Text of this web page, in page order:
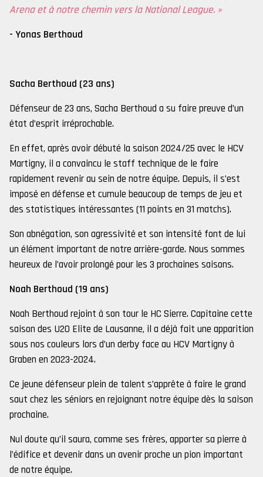
Arena et à notre chemin vers la National League. »
- Yonas Berthoud
Sacha Berthoud (23 ans)
Défenseur de 23 ans, Sacha Berthoud a su faire preuve d’un
état d’esprit irréprochable.
En effet, après avoir débuté la saison 2024/25 avec le HCV
Martigny, il a convaincu le staff technique de le faire
rapidement revenir au sein de notre équipe. Depuis, il s’est
imposé en défense et cumule beaucoup de temps de jeu et
des statistiques intéressantes (11 points en 31 matchs).
Son abnégation, son agressivité et son intensité font de lui
un élément important de notre arrière-garde. Nous sommes
heureux de l’avoir prolongé pour les 3 prochaines saisons.
Noah Berthoud (19 ans)
Noah Berthoud rejoint à son tour le HC Sierre. Capitaine cette
saison des U20 Elite de Lausanne, il a déjà fait une apparition
sous nos couleurs lors d’un derby face au HCV Martigny à
Graben en 2023-2024.
Ce jeune défenseur plein de talent s’apprête à faire le grand
saut chez les séniors en rejoignant notre équipe dès la saison
prochaine.
Nul doute qu’il saura, comme ses frères, apporter sa pierre à
l’édifice et devenir dans un avenir proche un pion important
de notre équipe.